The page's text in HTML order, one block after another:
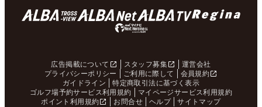
広告掲載について スタッフ募集
運営会社
プライバシーポリシー
ご利用に際して
会員規約
ガイドライン
特定商取引法に基づく表示
ゴルフ場予約サービス利用規約
マイページサービス利用規約
ポイント利用規約
お問合せ ヘルプ サイトマップ